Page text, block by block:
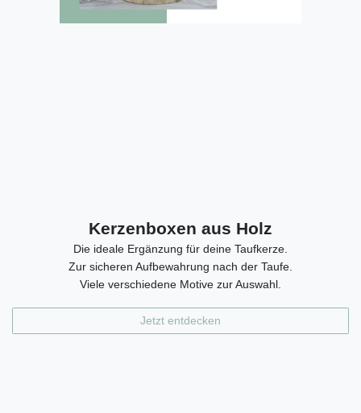
Kerzenboxen aus Holz
Die ideale Ergänzung für deine Taufkerze.
Zur sicheren Aufbewahrung nach der Taufe.
Viele verschiedene Motive zur Auswahl.
Jetzt entdecken